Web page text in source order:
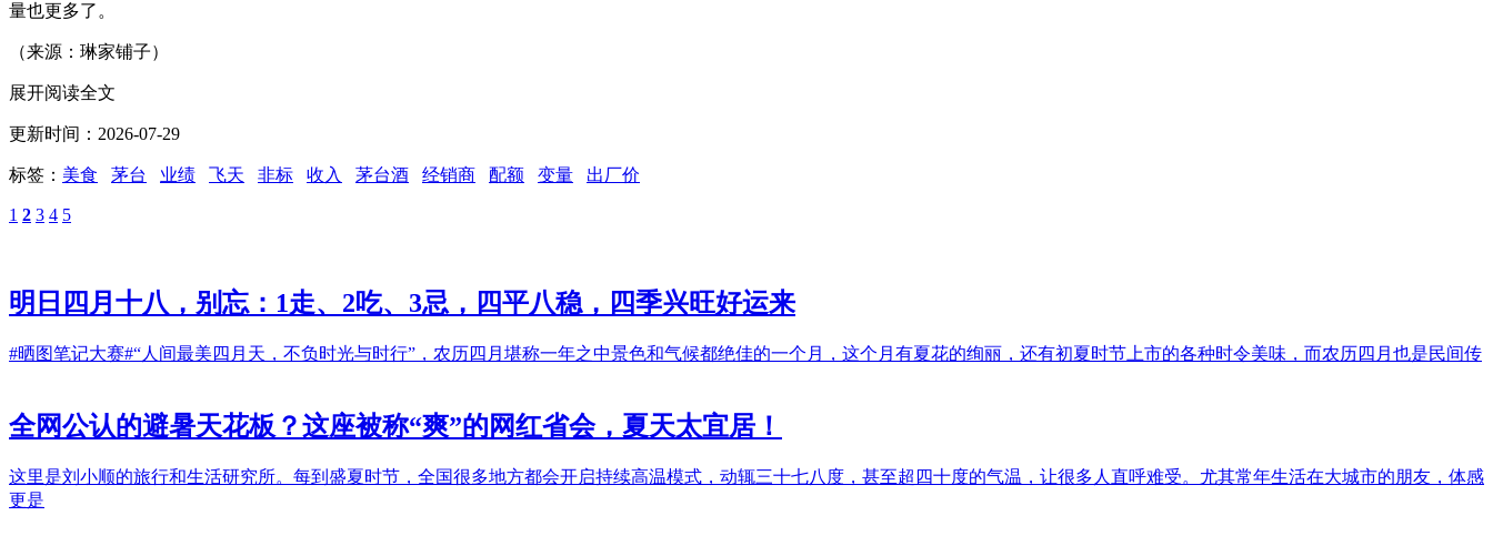
量也更多了。
（来源：琳家铺子）
展开阅读全文
更新时间：2026-07-29
标签： 美食 茅台 业绩 飞天 非标 收入 茅台酒 经销商 配额 变量 出厂价
1 2 3 4 5
明日四月十八，别忘：1走、2吃、3忌，四平八稳，四季兴旺好运来
#晒图笔记大赛#​“人间最美四月天，不负时光与时行”，农历四月堪称一年之中景色和气候都绝佳的一个月，这个月有夏花的绚丽，还有初夏时节上市的各种时令美味，而农历四月也是民间传
全网公认的避暑天花板？这座被称“爽”的网红省会，夏天太宜居！
这里是刘小顺的旅行和生活研究所。每到盛夏时节，全国很多地方都会开启持续高温模式，动辄三十七八度，甚至超四十度的气温，让很多人直呼难受。尤其常年生活在大城市的朋友，体感
更是